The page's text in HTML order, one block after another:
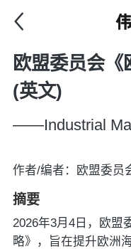
欧盟委员会《
(英文)
——Industrial
作者/编者：欧盟委员
摘要
2026年3月4日，欧盟
略》，旨在提升欧洲